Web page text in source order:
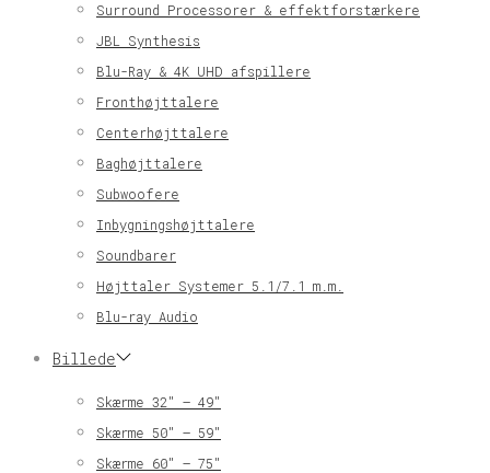
Surround Processorer & effektforstærkere
JBL Synthesis
Blu-Ray & 4K UHD afspillere
Fronthøjttalere
Centerhøjttalere
Baghøjttalere
Subwoofere
Inbygningshøjttalere
Soundbarer
Højttaler Systemer 5.1/7.1 m.m.
Blu-ray Audio
Billede
Skærme 32″ – 49″
Skærme 50″ – 59″
Skærme 60″ – 75″